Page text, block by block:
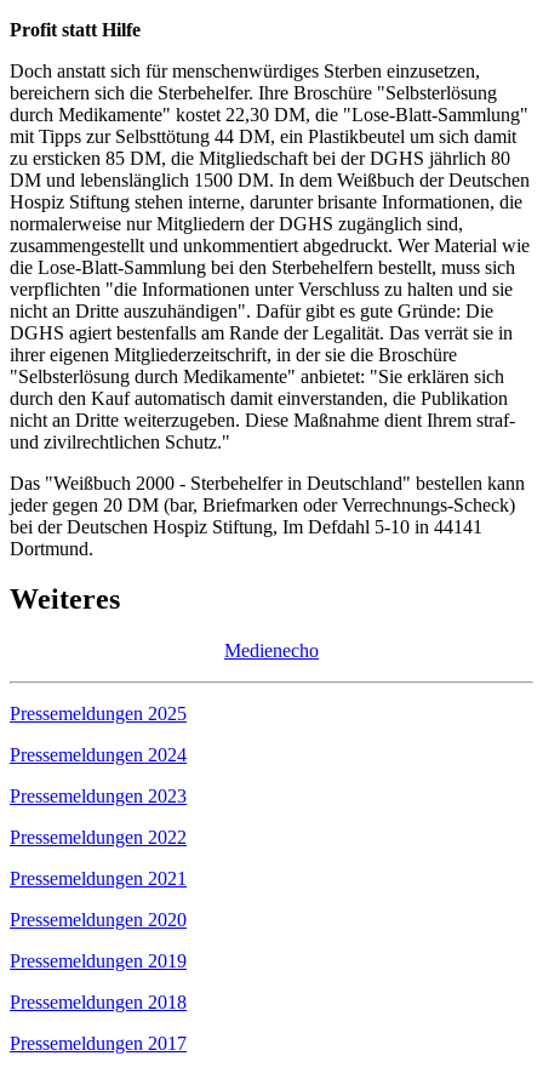
Profit statt Hilfe
Doch anstatt sich für menschenwürdiges Sterben einzusetzen,
bereichern sich die Sterbehelfer. Ihre Broschüre "Selbsterlösung
durch Medikamente" kostet 22,30 DM, die "Lose-Blatt-Sammlung"
mit Tipps zur Selbsttötung 44 DM, ein Plastikbeutel um sich damit
zu ersticken 85 DM, die Mitgliedschaft bei der DGHS jährlich 80
DM und lebenslänglich 1500 DM. In dem Weißbuch der Deutschen
Hospiz Stiftung stehen interne, darunter brisante Informationen, die
normalerweise nur Mitgliedern der DGHS zugänglich sind,
zusammengestellt und unkommentiert abgedruckt. Wer Material wie
die Lose-Blatt-Sammlung bei den Sterbehelfern bestellt, muss sich
verpflichten "die Informationen unter Verschluss zu halten und sie
nicht an Dritte auszuhändigen". Dafür gibt es gute Gründe: Die
DGHS agiert bestenfalls am Rande der Legalität. Das verrät sie in
ihrer eigenen Mitgliederzeitschrift, in der sie die Broschüre
"Selbsterlösung durch Medikamente" anbietet: "Sie erklären sich
durch den Kauf automatisch damit einverstanden, die Publikation
nicht an Dritte weiterzugeben. Diese Maßnahme dient Ihrem straf-
und zivilrechtlichen Schutz."
Das "Weißbuch 2000 - Sterbehelfer in Deutschland" bestellen kann
jeder gegen 20 DM (bar, Briefmarken oder Verrechnungs-Scheck)
bei der Deutschen Hospiz Stiftung, Im Defdahl 5-10 in 44141
Dortmund.
Weiteres
Medienecho
Pressemeldungen 2025
Pressemeldungen 2024
Pressemeldungen 2023
Pressemeldungen 2022
Pressemeldungen 2021
Pressemeldungen 2020
Pressemeldungen 2019
Pressemeldungen 2018
Pressemeldungen 2017